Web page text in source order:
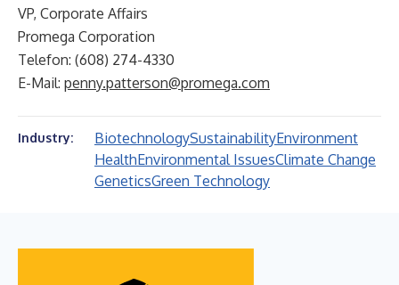
VP, Corporate Affairs
Promega Corporation
Telefon: (608) 274-4330
E-Mail: penny.patterson@promega.com
Industry: BiotechnologySustainabilityEnvironment
HealthEnvironmental IssuesClimate Change
GeneticsGreen Technology